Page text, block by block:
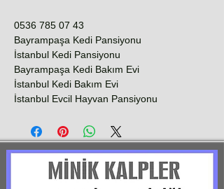
0536 785 07 43
Bayrampaşa Kedi Pansiyonu
İstanbul Kedi Pansiyonu
Bayrampaşa Kedi Bakım Evi
İstanbul Kedi Bakım Evi
İstanbul Evcil Hayvan Pansiyonu